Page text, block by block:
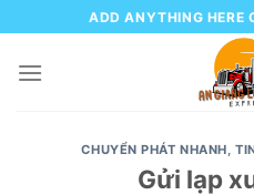
to
content
ADD ANYTHING HERE
CHUYỂN PHÁT NHANH,
Gửi lạp